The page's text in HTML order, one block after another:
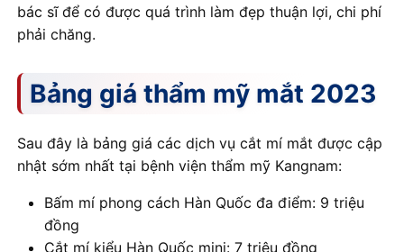
bác sĩ để có được quá trình làm đẹp thuận lợi, chi phí
phải chăng.
Bảng giá thẩm mỹ mắt 2023
Sau đây là bảng giá các dịch vụ cắt mí mắt được cập
nhật sớm nhất tại bệnh viện thẩm mỹ Kangnam:
Bấm mí phong cách Hàn Quốc đa điểm: 9 triệu
đồng
Cắt mí kiểu Hàn Quốc mini: 7 triệu đồng